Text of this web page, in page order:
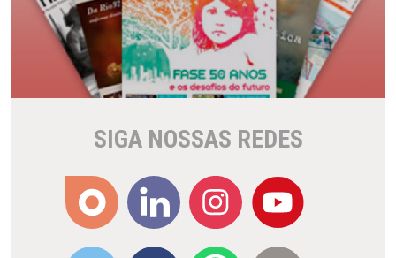
SIGA NOSSAS REDES